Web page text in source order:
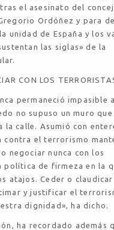
el asesinato del
Ordóñez y para
unidad de España y los
las siglas» de la
CON LOS
permaneció impasible
no supuso un muro que
la calle. Asumió con
contra el terrorismo
negociar nunca con los
política de firmeza en la
atajos. Ceder o claudicar
y justificar el
dignidad», ha dicho.
ha recordado además